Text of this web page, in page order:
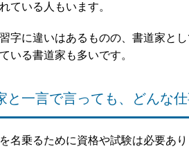
ている人もいます。
字に違いはあるものの、書道家と
いる書道家も多いです。
と一言で言っても、どんな
名乗るために資格や試験は必要あ